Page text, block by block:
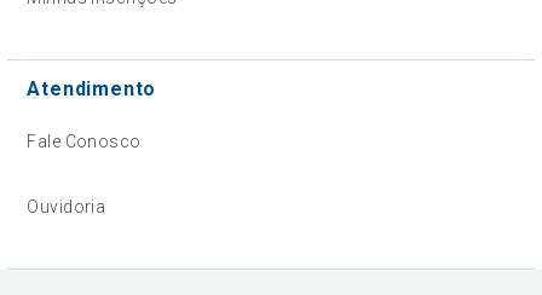
Atendimento
Fale Conosco
Ouvidoria